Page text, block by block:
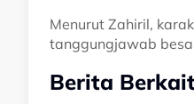
Menurut Zahiril,
tanggungjawab
Berita